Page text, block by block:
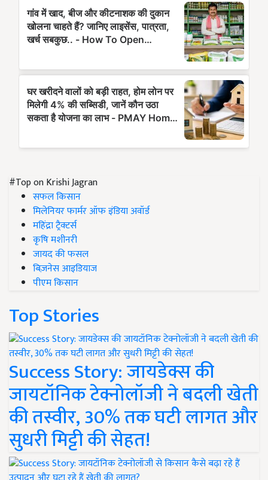
#Top on Krishi Jagran
सफल किसान
मिलेनियर फार्मर ऑफ इंडिया अवॉर्ड
महिंद्रा ट्रैक्टर्स
कृषि मशीनरी
जायद की फसल
बिज़नेस आइडियाज
पीएम किसान
Top Stories
Success Story: जायडेक्स की
जायटॉनिक टेक्नोलॉजी ने बदली खेती
की तस्वीर, 30% तक घटी लागत और
सुधरी मिट्टी की सेहत!